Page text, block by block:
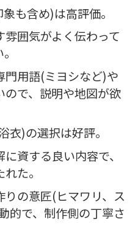
も含め)は高評価。
囲気がよく伝わって
門用語(ミヨシなど)や
で、説明や地図が欲
衣)の選択は好評。
資する良い内容で、
た。
の意匠(ヒマワリ、ス
的で、制作側の丁寧さ